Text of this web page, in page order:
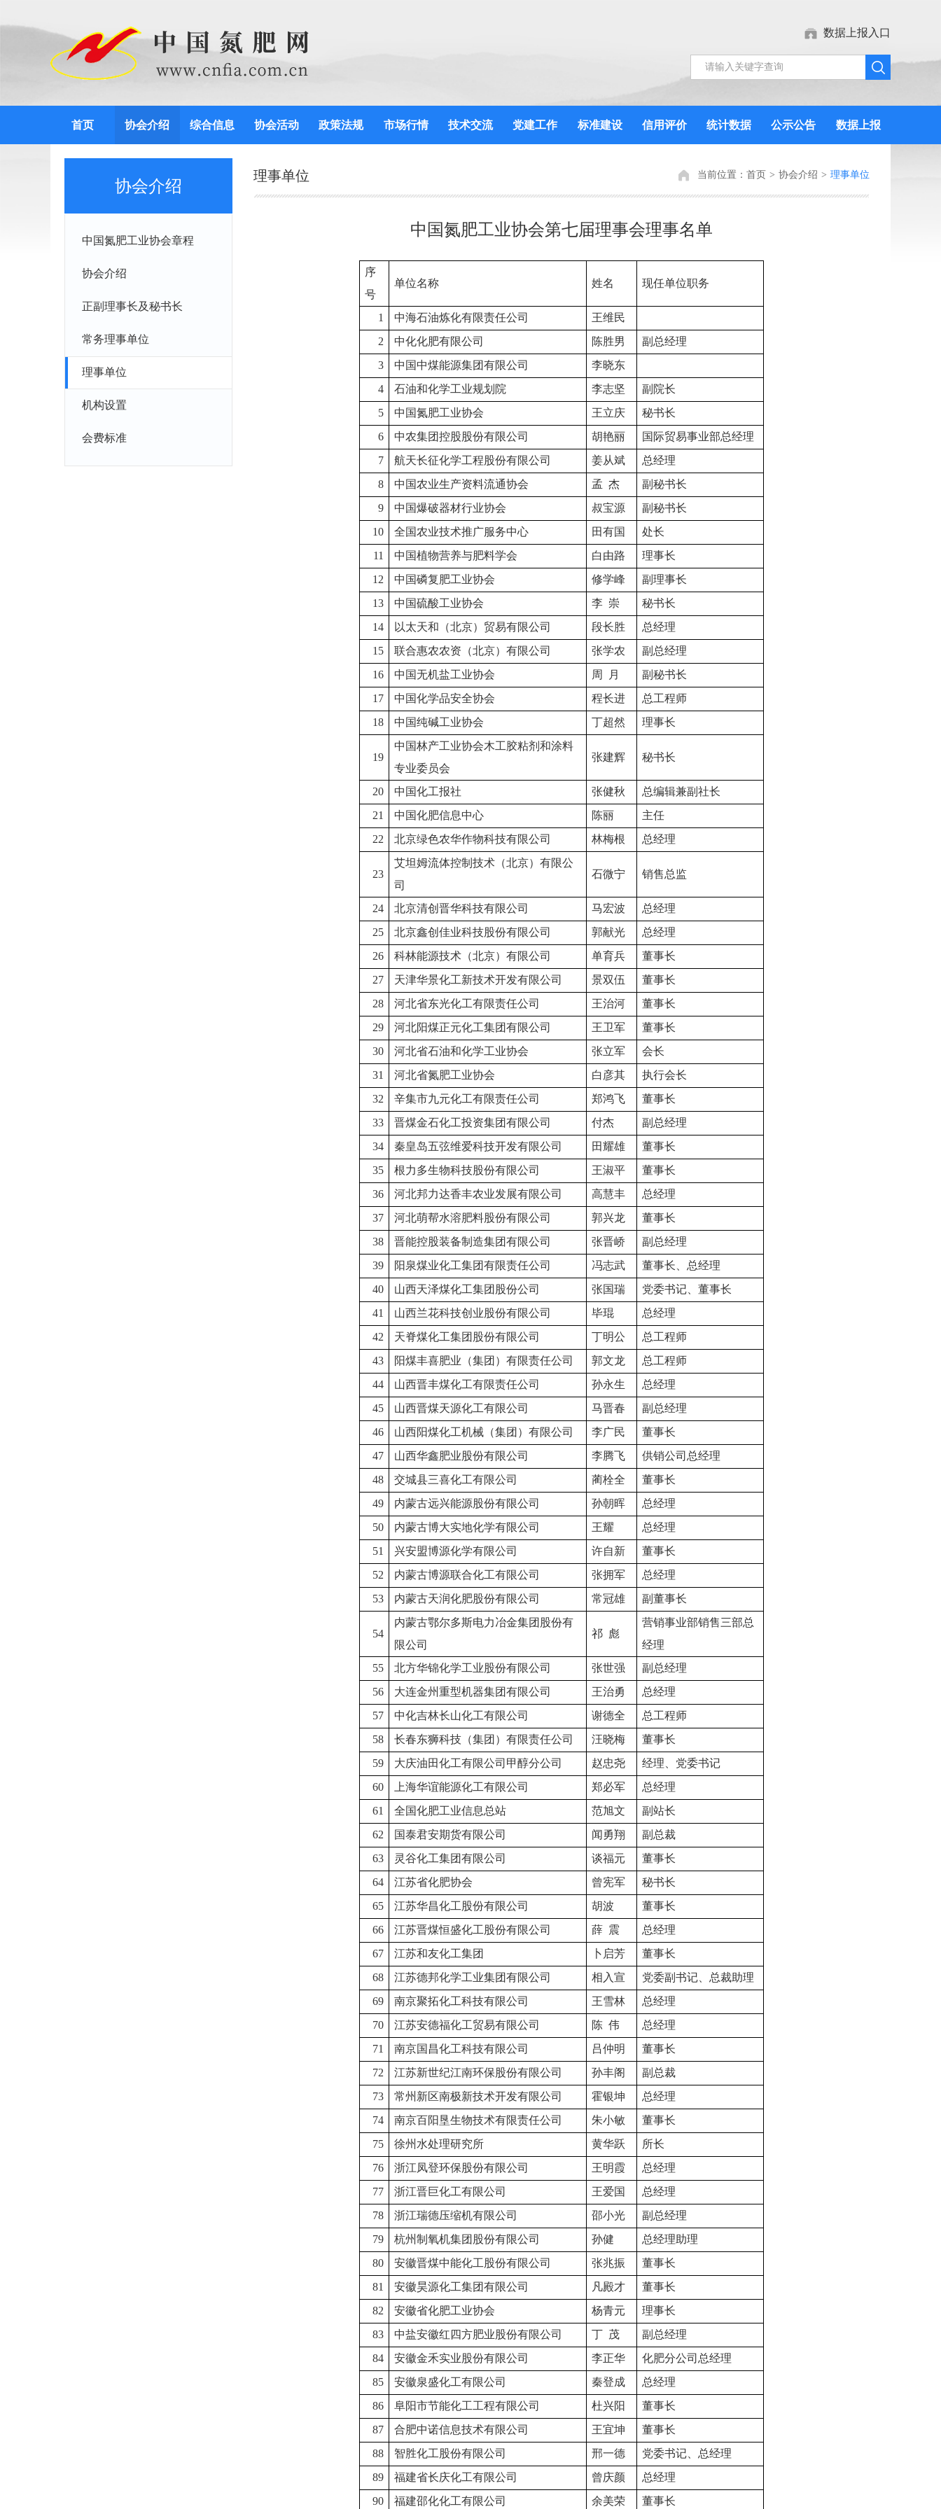
数据上报入口
首页 协会介绍 综合信息 协会活动 政策法规 市场行情 技术交流 党建工作 标准建设 信用评价 统计数据 公示公告 数据上报
协会介绍
中国氮肥工业协会章程
协会介绍
正副理事长及秘书长
常务理事单位
理事单位
机构设置
会费标准
理事单位 当前位置： 首页 > 协会介绍 > 理事单位
中国氮肥工业协会第七届理事会理事名单
序
号
单位名称 姓名 现任单位职务
1 中海石油炼化有限责任公司
王维民
2
中化化肥有限公司 陈胜男
副总经理
3
中国中煤能源集团有限公司
李晓东
4
石油和化学工业规划院 李志坚
副院长
5
中国氮肥工业协会 王立庆
秘书长
6
中农集团控股股份有限公司 胡艳丽
国际贸易事业部总经理
7
航天长征化学工程股份有限公司 姜从斌
总经理
8
中国农业生产资料流通协会 孟 杰
副秘书长
9
中国爆破器材行业协会 叔宝源
副秘书长
10
全国农业技术推广服务中心 田有国
处长
11
中国植物营养与肥料学会 白由路
理事长
12
中国磷复肥工业协会 修学峰
副理事长
13
中国硫酸工业协会 李 崇
秘书长
14
以太天和（北京）贸易有限公司 段长胜
总经理
15
联合惠农农资（北京）有限公司 张学农
副总经理
16
中国无机盐工业协会 周 月
副秘书长
17
中国化学品安全协会 程长进
总工程师
18
中国纯碱工业协会 丁超然 理事长
19
中国林产工业协会木工胶粘剂和涂料
专业委员会
张建辉 秘书长
20 中国化工报社 张健秋
总编辑兼副社长
21
中国化肥信息中心 陈丽
主任
22
北京绿色农华作物科技有限公司 林梅根 总经理
23
艾坦姆流体控制技术（北京）有限公
司
石微宁 销售总监
24 北京清创晋华科技有限公司 马宏波
总经理
25
北京鑫创佳业科技股份有限公司 郭献光
总经理
26
科林能源技术（北京）有限公司 单育兵
董事长
27
天津华景化工新技术开发有限公司 景双伍
董事长
28
河北省东光化工有限责任公司 王治河
董事长
29
河北阳煤正元化工集团有限公司 王卫军
董事长
30
河北省石油和化学工业协会 张立军
会长
31
河北省氮肥工业协会 白彦其
执行会长
32
辛集市九元化工有限责任公司 郑鸿飞
董事长
33
晋煤金石化工投资集团有限公司 付杰
副总经理
34
秦皇岛五弦维爱科技开发有限公司 田耀雄
董事长
35
根力多生物科技股份有限公司 王淑平
董事长
36
河北邦力达香丰农业发展有限公司 高慧丰
总经理
37
河北萌帮水溶肥料股份有限公司 郭兴龙
董事长
38
晋能控股装备制造集团有限公司 张晋峤
副总经理
39
阳泉煤业化工集团有限责任公司 冯志武
董事长、总经理
40
山西天泽煤化工集团股份公司 张国瑞
党委书记、董事长
41
山西兰花科技创业股份有限公司 毕琨
总经理
42
天脊煤化工集团股份有限公司 丁明公
总工程师
43
阳煤丰喜肥业（集团）有限责任公司 郭文龙
总工程师
44
山西晋丰煤化工有限责任公司 孙永生
总经理
45
山西晋煤天源化工有限公司 马晋春
副总经理
46
山西阳煤化工机械（集团）有限公司 李广民
董事长
47
山西华鑫肥业股份有限公司 李腾飞
供销公司总经理
48
交城县三喜化工有限公司 蔺栓全
董事长
49
内蒙古远兴能源股份有限公司 孙朝晖
总经理
50
内蒙古博大实地化学有限公司 王耀
总经理
51
兴安盟博源化学有限公司 许自新
董事长
52
内蒙古博源联合化工有限公司 张拥军
总经理
53
内蒙古天润化肥股份有限公司 常冠雄 副董事长
54
内蒙古鄂尔多斯电力冶金集团股份有
限公司
祁 彪
营销事业部销售三部总
经理
55
北方华锦化学工业股份有限公司 张世强
副总经理
56
大连金州重型机器集团有限公司 王治勇
总经理
57
中化吉林长山化工有限公司 谢德全
总工程师
58
长春东狮科技（集团）有限责任公司 汪晓梅
董事长
59
大庆油田化工有限公司甲醇分公司 赵忠尧
经理、党委书记
60
上海华谊能源化工有限公司 郑必军
总经理
61
全国化肥工业信息总站 范旭文
副站长
62
国泰君安期货有限公司 闻勇翔
副总裁
63
灵谷化工集团有限公司 谈福元
董事长
64
江苏省化肥协会 曾宪军
秘书长
65
江苏华昌化工股份有限公司 胡波
董事长
66
江苏晋煤恒盛化工股份有限公司 薛 震
总经理
67
江苏和友化工集团 卜启芳
董事长
68
江苏德邦化学工业集团有限公司 相入宣
党委副书记、总裁助理
69
南京聚拓化工科技有限公司 王雪林
总经理
70
江苏安德福化工贸易有限公司 陈 伟
总经理
71
南京国昌化工科技有限公司 吕仲明
董事长
72
江苏新世纪江南环保股份有限公司 孙丰阁
副总裁
73
常州新区南极新技术开发有限公司 霍银坤
总经理
74
南京百阳垦生物技术有限责任公司 朱小敏
董事长
75
徐州水处理研究所 黄华跃
所长
76
浙江凤登环保股份有限公司 王明霞
总经理
77
浙江晋巨化工有限公司 王爱国
总经理
78
浙江瑞德压缩机有限公司 邵小光
副总经理
79
杭州制氧机集团股份有限公司 孙健
总经理助理
80
安徽晋煤中能化工股份有限公司 张兆振
董事长
81
安徽昊源化工集团有限公司 凡殿才
董事长
82
安徽省化肥工业协会 杨青元
理事长
83
中盐安徽红四方肥业股份有限公司 丁 茂
副总经理
84
安徽金禾实业股份有限公司 李正华
化肥分公司总经理
85
安徽泉盛化工有限公司 秦登成
总经理
86
阜阳市节能化工工程有限公司 杜兴阳
董事长
87
合肥中诺信息技术有限公司 王宜坤
董事长
88
智胜化工股份有限公司 邢一德
党委书记、总经理
89
福建省长庆化工有限公司 曾庆颜
总经理
90
福建邵化化工有限公司 余美荣 董事长